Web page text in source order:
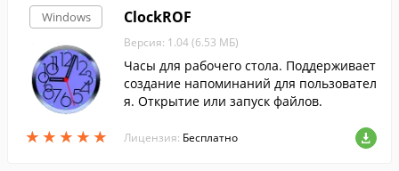
Windows
★ ★ ★ ★ ★
★ ★ ★ ★ ★
ClockROF
Версия: 1.04 (6.53 МБ)
Часы для рабочего стола. Поддерживает
создание напоминаний для пользовател
я. Открытие или запуск файлов.
Лицензия: Бесплатно